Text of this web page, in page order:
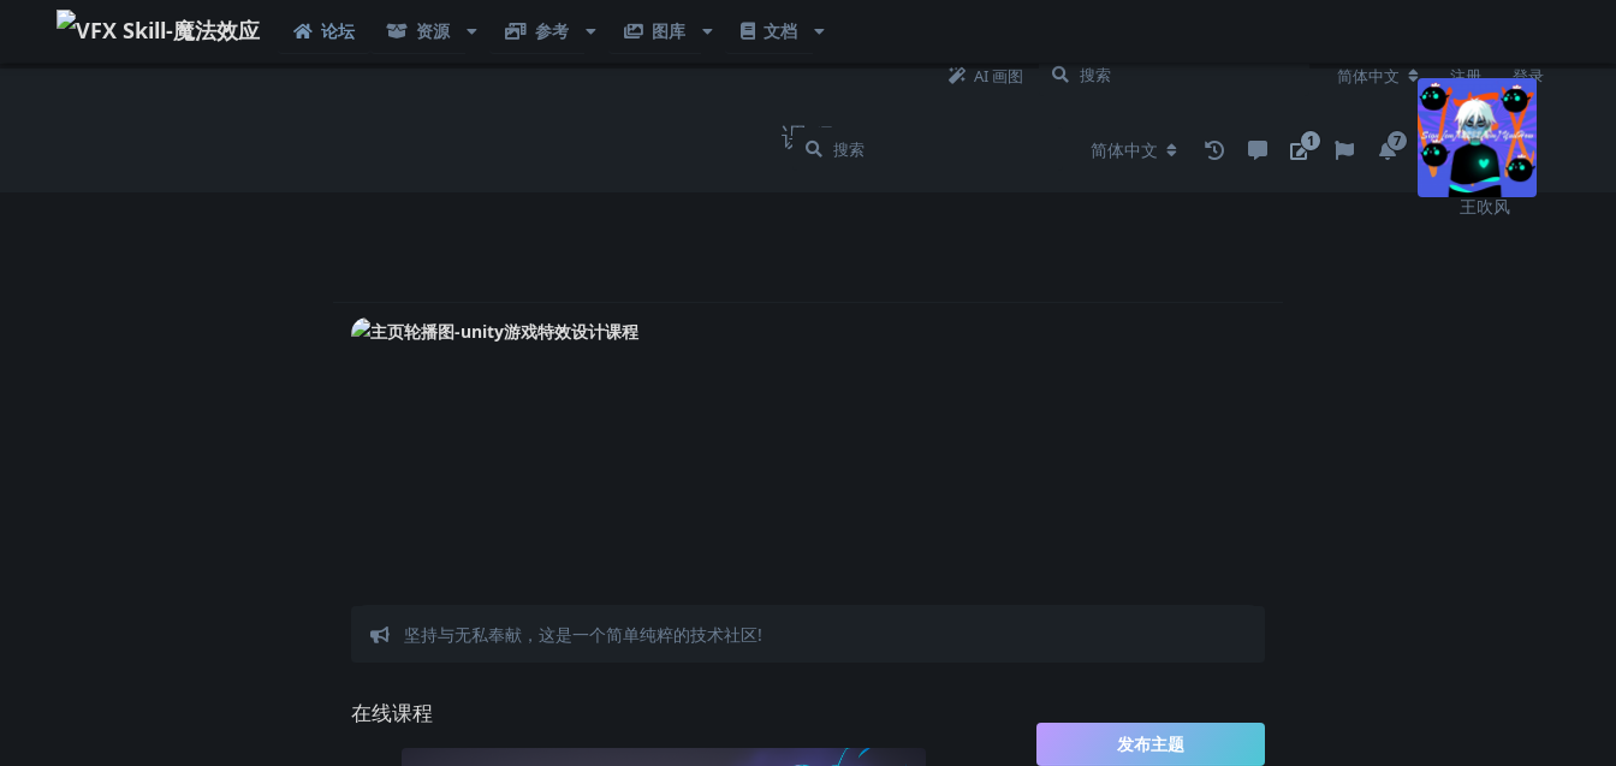
首页 AI画图 Bilibili榜单 资源 参考
AI 画图 简体中文 注册 登录
课程
论坛 资源 参考 图库 文档
简体中文 1 7
王吹风
坚持与无私奉献，这是一个简单纯粹的技术社区!
发布主题
在线课程